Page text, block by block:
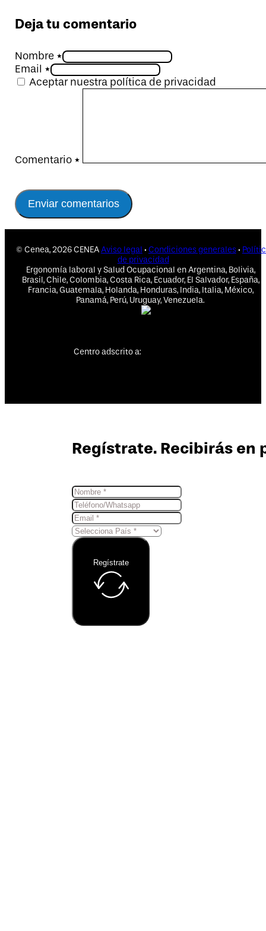
Deja tu comentario
Nombre *
Email *
Aceptar nuestra política de privacidad
Comentario *
© Cenea, 2026 CENEAAviso legal · Condiciones generales·
de privacidad
Ergonomía laboral y Salud Ocupacional en Argentina, Bolivia,
Brasil, Chile, Colombia, Costa Rica, Ecuador, El Salvador, España,
Francia, Guatemala, Holanda, Honduras, India, Italia, México,
Panamá, Perú, Uruguay, Venezuela.
Centro adscrito a:
Regístrate. Recibirás en
Regístrate